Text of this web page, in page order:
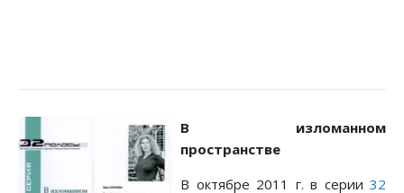
В изломанном
пространстве
В октябре 2011 г. в серии 32